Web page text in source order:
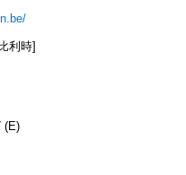
利時]
(E)